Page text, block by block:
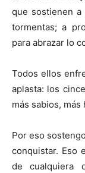
que sostienen a
tormentas; a
para abrazar lo
Todos ellos
aplasta: los
más sabios, más
Por eso
conquistar. Eso
de cualquiera